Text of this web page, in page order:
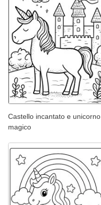
Castello incantato e unicorno
magico